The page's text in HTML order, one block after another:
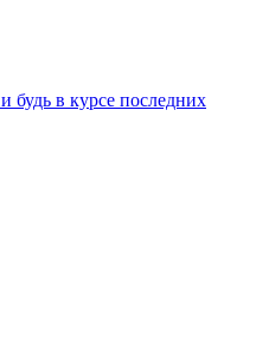
будь в курсе последних